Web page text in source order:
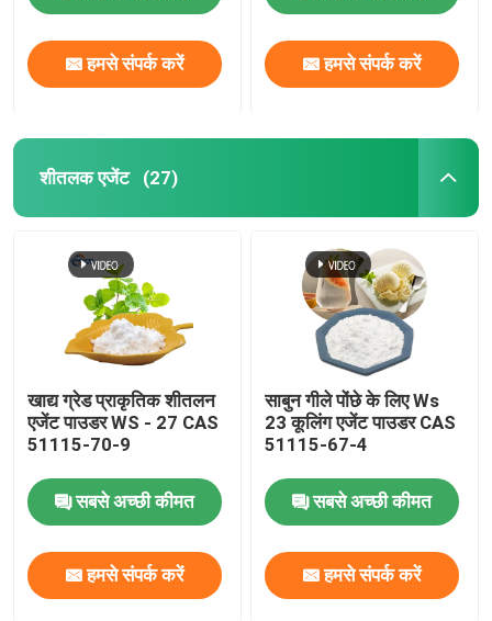
हमसे संपर्क करें हमसे संपर्क करें
शीतलक एजेंट (27)
खाद्य ग्रेड प्राकृतिक शीतलन
एजेंट पाउडर WS - 27 CAS
51115-70-9
सबसे अच्छी कीमत
हमसे संपर्क करें
साबुन गीले पोंछे के लिए Ws
23 कूलिंग एजेंट पाउडर CAS
51115-67-4
सबसे अच्छी कीमत
हमसे संपर्क करें